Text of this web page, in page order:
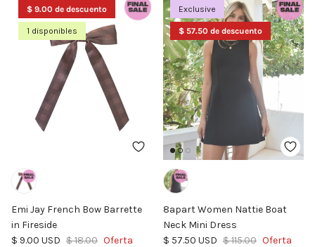
$ 9.00 de descuento
1 disponibles
Emi Jay French Bow Barrette
in Fireside
Precio de venta
$ 9.00 USD Precio normal
$ 18.00 Oferta
Exclusive
$ 57.50 de descuento
8apart Women Nattie Boat
Neck Mini Dress
Precio de venta
$ 57.50 USD Precio normal
$ 115.00 Oferta